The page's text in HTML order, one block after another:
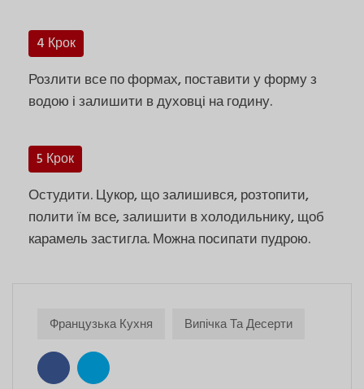
4 Крок
Розлити все по формах, поставити у форму з
водою і залишити в духовці на годину.
5 Крок
Остудити. Цукор, що залишився, розтопити,
полити їм все, залишити в холодильнику, щоб
карамель застигла. Можна посипати пудрою.
Французька Кухня Випічка Та Десерти